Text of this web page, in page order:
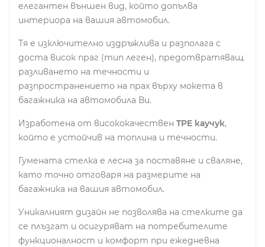
елегантен външен вид, който допълва
интериора на вашия автомобил.
Тя е изключително издръжлива и разполага с
доста висок праг (тип леген), предотвратяващ
разливането на течности и
разпространението на прах върху мокета в
багажника на автомобила Ви.
Изработена от висококачествен TPE каучук,
който е устойчив на топлина и течности.
Гумената стелка е лесна за поставяне и сваляне,
като точно отговаря на размерите на
багажника на вашия автомобил.
Уникалният дизайн не позволява на стелките да
се плъзгат и осигуряват на потребителите
функционалност и комфорт при ежедневна